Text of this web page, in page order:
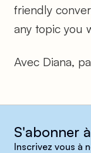
friendly
any topic you
Avec Diana,
S'abonner
Inscrivez vous à